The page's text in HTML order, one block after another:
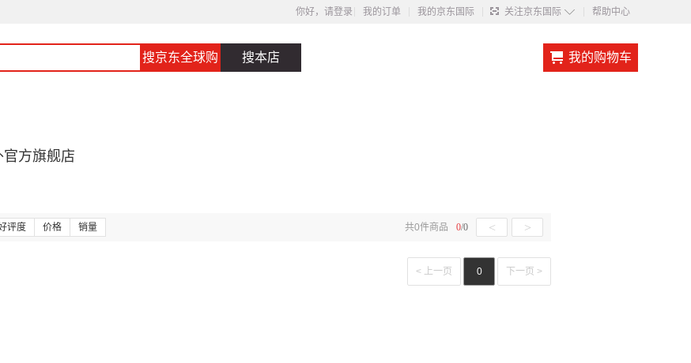
你好，请登录 我的订单 我的京东国际 关注京东国际 ◇ 帮助中心
搜京东全球购 搜本店 我的购物车
方旗舰店
评度 价格 销量 0/0 < >
共0件商品
< 上一页 0 下一页 >